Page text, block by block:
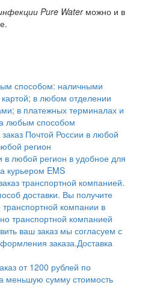
Pure Waterможно и в
способом: наличными
в любом отделении
в платежных терминалах и
любым способом
Почтой России в любой
регион
в любой регион в удобное для
курьером EMS
транспортной компанией.
доставки. Вы получите
компании в
транспортной компанией
ваш заказ мы согласуем с
заказа.Доставка
от 1200 рублей по
меньшую сумму стоимость